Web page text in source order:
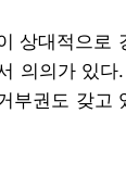
상대적으로
의의가 있
부권도 갖고